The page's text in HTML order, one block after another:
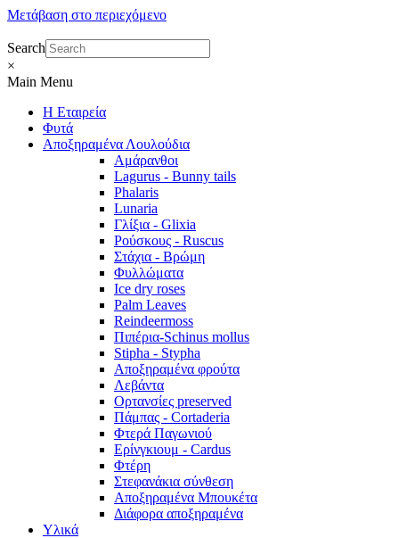
Μετάβαση στο περιεχόμενο
Search
×
Main Menu
Η Εταιρεία
Φυτά
Αποξηραμένα Λουλούδια
Αμάρανθοι
Lagurus - Bunny tails
Phalaris
Lunaria
Γλίξια - Glixia
Ρούσκους - Ruscus
Στάχια - Βρώμη
Φυλλώματα
Ice dry roses
Palm Leaves
Reindeermoss
Πιπέρια-Schinus mollus
Stipha - Stypha
Αποξηραμένα φρούτα
Λεβάντα
Ορτανσίες preserved
Πάμπας - Cortaderia
Φτερά Παγωνιού
Ερίνγκιουμ - Cardus
Φτέρη
Στεφανάκια σύνθεση
Αποξηραμένα Μπουκέτα
Διάφορα αποξηραμένα
Υλικά